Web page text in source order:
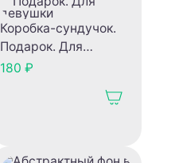
Коробка-сундучок.
Подарок. Для
девушки
180 ₽